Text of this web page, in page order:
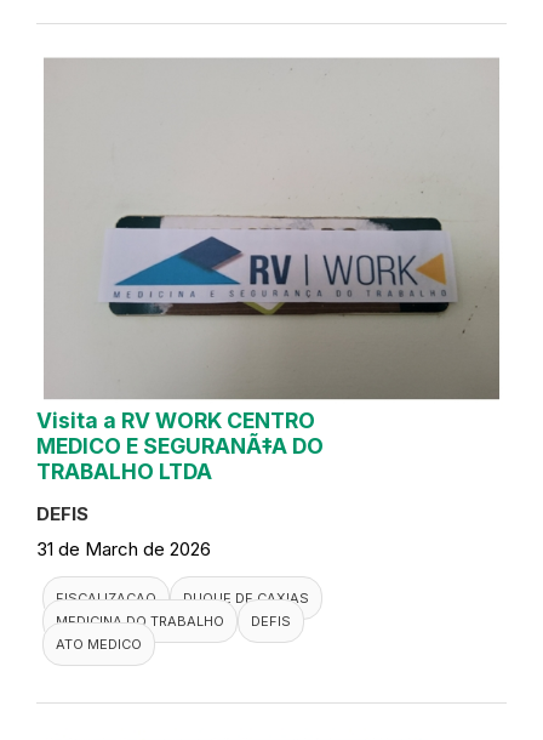
Visita a RV WORK CENTRO
MEDICO E SEGURANÃ‡A DO
TRABALHO LTDA
DEFIS
31 de March de 2026
FISCALIZACAO
DUQUE DE CAXIAS
MEDICINA DO TRABALHO
DEFIS
ATO MEDICO